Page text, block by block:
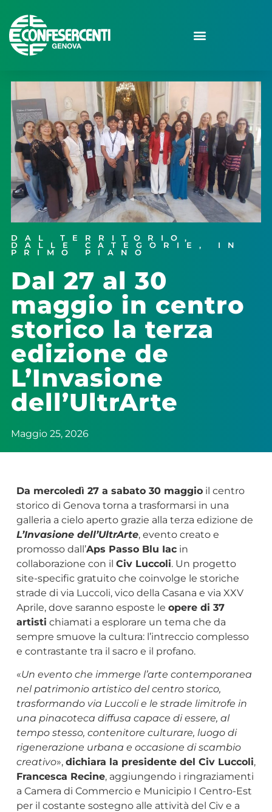
DAL TERRITORIO ,
DALLE CATEGORIE , IN
PRIMO PIANO
Dal 27 al 30
maggio in centro
storico la terza
edizione de
L’Invasione
dell’UltrArte
Maggio 25, 2026
Da mercoledì 27 a sabato 30 maggioil centro
storico di Genova torna a trasformarsi in una
galleria a cielo aperto grazie alla terza edizione de
L’Invasione dell’UltrArte, evento creato e
promosso dall’Aps Passo Blu Iacin
collaborazione con il Civ Luccoli. Un progetto
site-specific gratuito che coinvolge le storiche
strade di via Luccoli, vico della Casana e via XXV
Aprile, dove saranno esposte le opere di 37
artisti chiamati a esplorare un tema che da
sempre smuove la cultura: l’intreccio complesso
e contrastante tra il sacro e il profano.
«Un evento che immerge l’arte contemporanea
nel patrimonio artistico del centro storico,
trasformando via Luccoli e le strade limitrofe in
una pinacoteca diffusa capace di essere, al
tempo stesso, contenitore culturare, luogo di
rigenerazione urbana e occasione di scambio
creativo», dichiara la presidente del Civ Luccoli,
Francesca Recine, aggiungendo i ringraziamenti
a Camera di Commercio e Municipio I Centro-Est
per il costante sostegno alle attività del Civ e a